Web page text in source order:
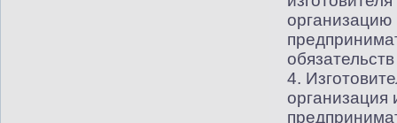
организацию
4.